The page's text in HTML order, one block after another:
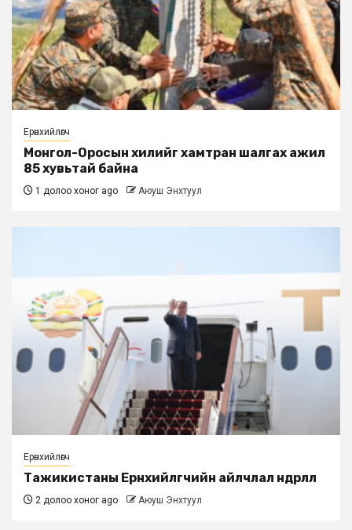
Ерөнхийлөгч
Монгол-Оросын хилийг хамтран шалгах ажил
85 хувьтай байна
1 долоо хоног ago Аюуш Энхтуул
Ерөнхийлөгч
Тажикистаны Ерөнхийлөгчийн айлчлал өндөрлөлөө
2 долоо хоног ago Аюуш Энхтуул